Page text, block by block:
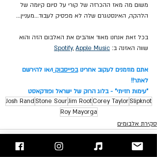
משום מה מאז ההכרזה של קורי על סיום קיומה של
הלהקה, האינסטגרם שלה לא מפסיק לעבוד...מעניין...
בכל זאת אנחנו מאוד אוהבים את האלבום הזה והוא
שווה האזנה ב:
Spotify, Apple Music
אתם מוזמנים לעקוב אחרינו בפייסבוק ו/או להירשם
לאתר!!
"עימות חזיתי" - בלוג הרוק של ישראל ופודקאסט
Slipknot
Corey Taylor
Jim Root
Stone Sour
Josh Rand
Roy Mayorga
סקירת אלבומים